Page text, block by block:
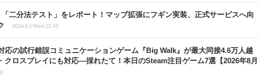
「二分法テスト」をレポート！マップ拡張にフギン実装、正式サービスへ向
2026.8.5 Wed 22:45
応の試行錯誤コミュニケーションゲーム『Big Walk』が最大同接4.6万人越
クロスプレイにも対応―採れたて！本日のSteam注目ゲーム7選【2026年8月